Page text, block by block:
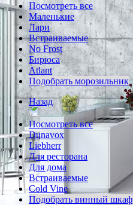
Посмотреть все
Маленькие
Лари
Встраиваемые
No Frost
Бирюса
Atlant
Подобрать морозильник
Назад
Посмотреть все
Dunavox
Liebherr
Для ресторана
Для дома
Встраиваемые
Cold Vine
Подобрать винный шкаф